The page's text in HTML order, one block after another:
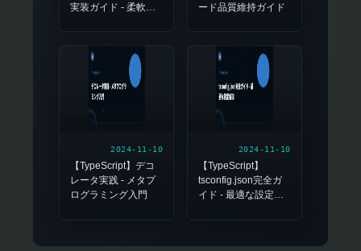
実装ガイド - 柔軟な
ード品質維持ガイド
2024-11-10
【TypeScript】デコ
レータ実践 - メタプ
ログラミング入門
2024-11-10
【TypeScript】
tsconfig.json完全ガ
イド - 最適な設定解